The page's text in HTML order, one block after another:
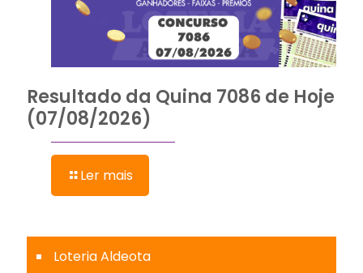
Resultado da Quina 7086 de Hoje
(07/08/2026)
Ler mais
Loteria Aldeota